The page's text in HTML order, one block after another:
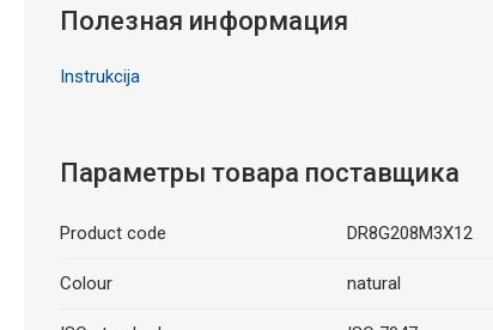
Полезная информация
Instrukcija
Параметры товара поставщика
Product code DR8G208M3X12
Colour natural